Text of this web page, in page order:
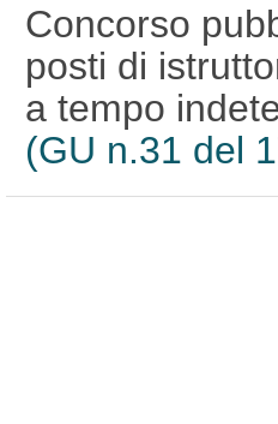
Concorso
posti di
a tempo
(GU n.31 del